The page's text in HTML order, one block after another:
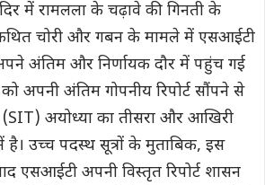
में रामलला के चढ़ावे की गिनती के
कथित चोरी और गबन के मामले में एसआईटी
अंतिम और निर्णायक दौर में पहुंच गई
अपनी अंतिम गोपनीय रिपोर्ट सौंपने से
अयोध्या का तीसरा और आखिरी
है। उच्च पदस्थ सूत्रों के मुताबिक, इस
एसआईटी अपनी विस्तृत रिपोर्ट शासन